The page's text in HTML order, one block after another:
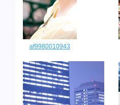
af9980010943